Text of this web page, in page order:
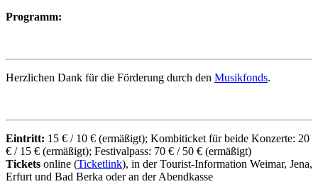
Programm:
Herzlichen Dank für die Förderung durch den Musikfonds.
Eintritt: 15 € / 10 € (ermäßigt); Kombiticket für beide Konzerte: 20
€ / 15 € (ermäßigt); Festivalpass: 70 € / 50 € (ermäßigt)
Tickets online (Ticketlink), in der Tourist-Information Weimar, Jena,
Erfurt und Bad Berka oder an der Abendkasse